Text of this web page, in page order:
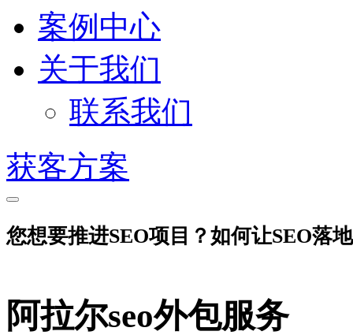
案例中心
关于我们
联系我们
获客方案
您想要推进SEO项目？如何让SEO落
阿拉尔seo外包服务